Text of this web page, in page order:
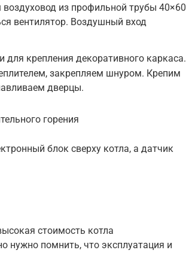
из профильной трубы 40×60
вентилятор. Воздушный вход
крепления декоративного каркаса.
закрепляем шнуром. Крепим
дверцы.
горения
блок сверху котла, а датчик
стоимость котла
нужно помнить, что эксплуатация и